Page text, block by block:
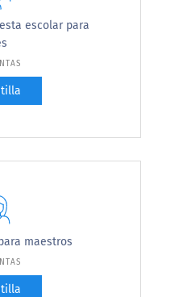
escolar para
maestros